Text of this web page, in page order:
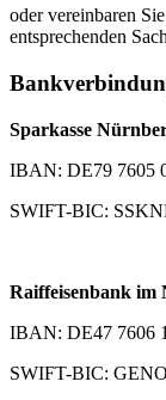
oder vereinbaren
entsprechenden
Sparkasse
IBAN: DE79 7605
SWIFT-BIC:
Raiffeisenbank im
IBAN: DE47 7606
SWIFT-BIC: